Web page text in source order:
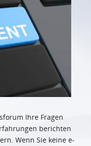
Ihre Fragen
berichten
Wenn Sie keine e-